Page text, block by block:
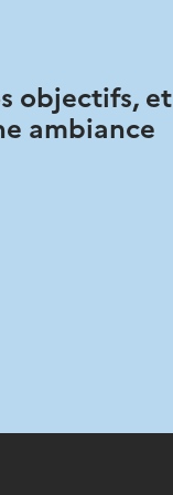
objectifs, et
ambiance